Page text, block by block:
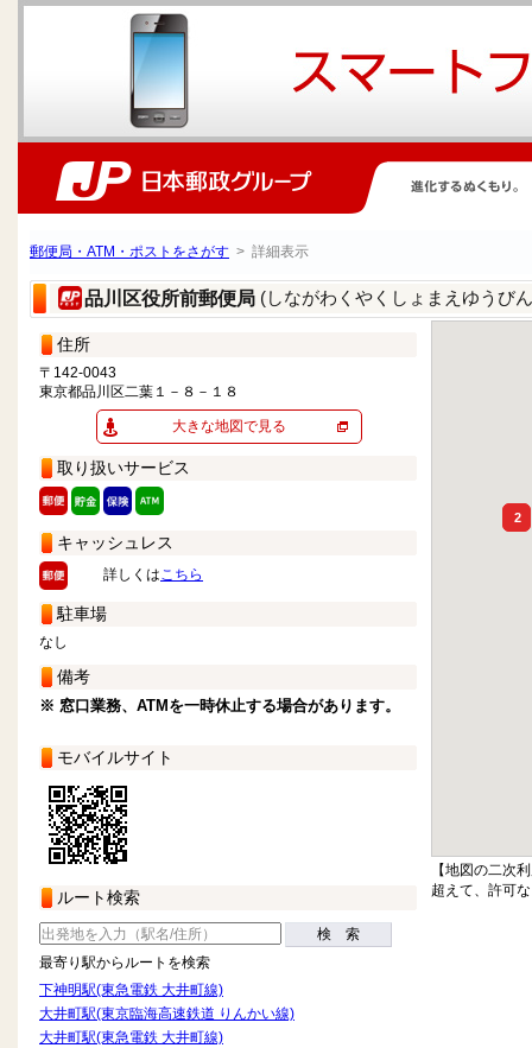
郵便局・ATM・ポストをさがす > 詳細表示
品川区役所前郵便局 (しながわくやくしょまえゆうび
住所
〒142-0043
東京都品川区二葉１－８－１８
大きな地図で見る
取り扱いサービス
キャッシュレス
詳しくはこちら
駐車場
なし
備考
※ 窓口業務、ATMを一時休止する場合があります。
モバイルサイト
ルート検索
検 索
最寄り駅からルートを検索
下神明駅(東急電鉄 大井町線)
大井町駅(東京臨海高速鉄道 りんかい線)
大井町駅(東急電鉄 大井町線)
2
【地図の二次
超えて、許可